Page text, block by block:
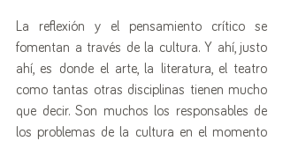
La reflexión y el pensamiento crítico se
fomentan a través de la cultura. Y ahí, justo
ahí, es donde el arte, la literatura, el teatro
como tantas otras disciplinas tienen mucho
que decir. Son muchos los responsables de
los problemas de la cultura en el momento